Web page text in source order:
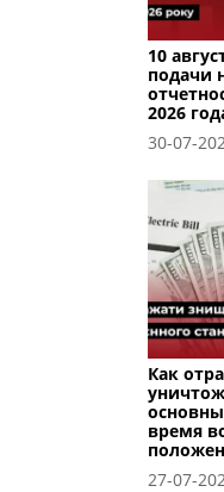
10
подачи
2026
30-07-
Как
время
27-07-